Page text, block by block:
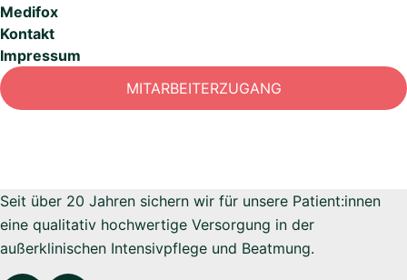
Medifox
Kontakt
Impressum
MITARBEITERZUGANG
Seit über 20 Jahren sichern wir für unsere Patient:innen
eine qualitativ hochwertige Versorgung in der
außerklinischen Intensivpflege und Beatmung.